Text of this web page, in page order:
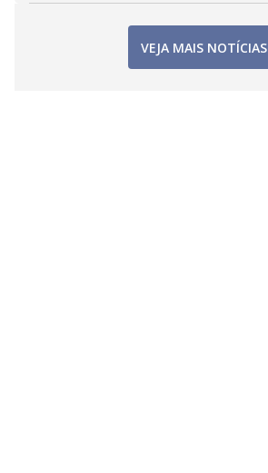
VEJA MAIS NOTÍCIAS